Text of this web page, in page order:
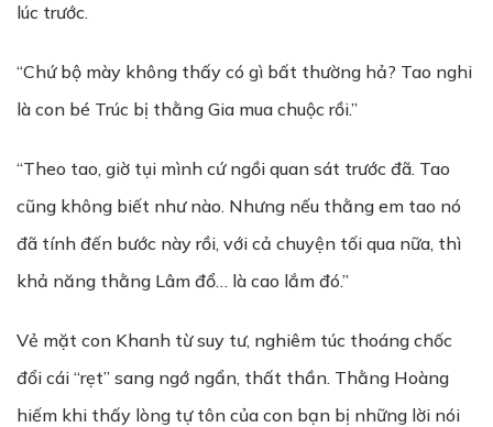
lúc trước.
“Chứ bộ mày không thấy có gì bất thường hả? Tao nghi
là con bé Trúc bị thằng Gia mua chuộc rồi.”
“Theo tao, giờ tụi mình cứ ngồi quan sát trước đã. Tao
cũng không biết như nào. Nhưng nếu thằng em tao nó
đã tính đến bước này rồi, với cả chuyện tối qua nữa, thì
khả năng thằng Lâm đổ… là cao lắm đó.”
Vẻ mặt con Khanh từ suy tư, nghiêm túc thoáng chốc
đổi cái “rẹt” sang ngớ ngẩn, thất thần. Thằng Hoàng
hiếm khi thấy lòng tự tôn của con bạn bị những lời nói